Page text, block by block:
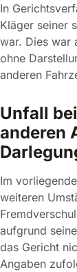
In
Kläger seiner
war. Dies war
ohne
anderen
Unfall
anderen
Im
weiteren
aufgrund
das Gericht
Angaben